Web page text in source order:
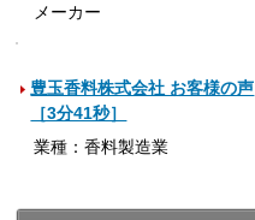
メーカー
豊玉香料株式会社 お客様の声
［3分41秒］
業種：香料製造業